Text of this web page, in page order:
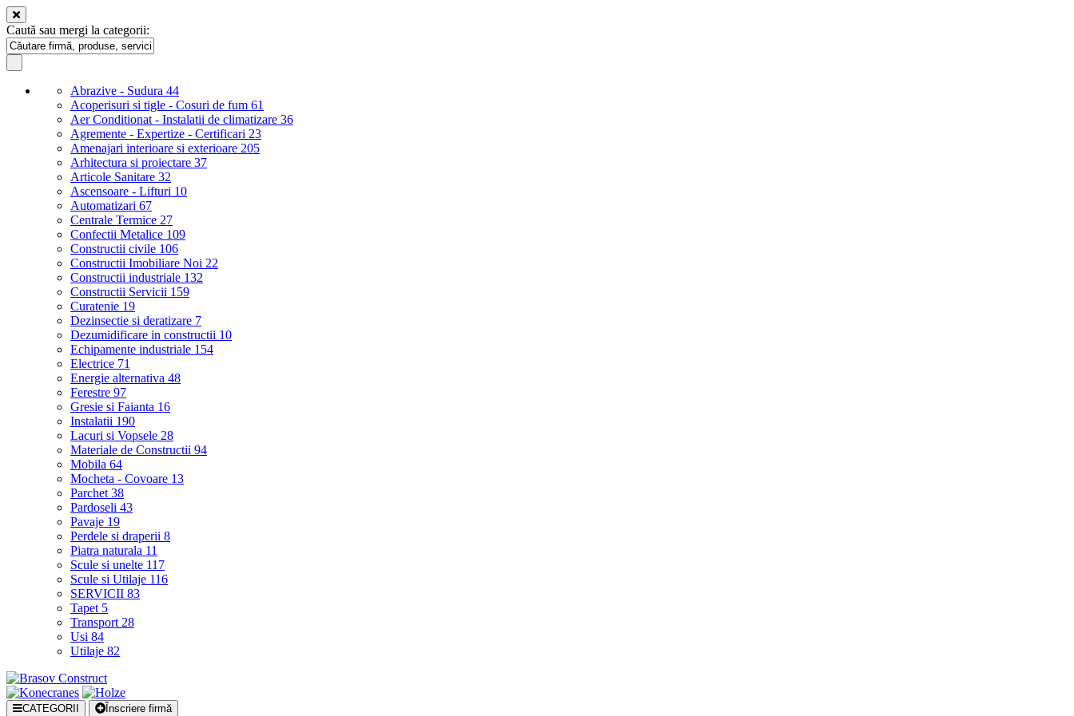
Caută sau mergi la categorii:
Abrazive - Sudura 44
Acoperisuri si tigle - Cosuri de fum 61
Aer Conditionat - Instalatii de climatizare 36
Agremente - Expertize - Certificari 23
Amenajari interioare si exterioare 205
Arhitectura si proiectare 37
Articole Sanitare 32
Ascensoare - Lifturi 10
Automatizari 67
Centrale Termice 27
Confectii Metalice 109
Constructii civile 106
Constructii Imobiliare Noi 22
Constructii industriale 132
Constructii Servicii 159
Curatenie 19
Dezinsectie si deratizare 7
Dezumidificare in constructii 10
Echipamente industriale 154
Electrice 71
Energie alternativa 48
Ferestre 97
Gresie si Faianta 16
Instalatii 190
Lacuri si Vopsele 28
Materiale de Constructii 94
Mobila 64
Mocheta - Covoare 13
Parchet 38
Pardoseli 43
Pavaje 19
Perdele si draperii 8
Piatra naturala 11
Scule si unelte 117
Scule si Utilaje 116
SERVICII 83
Tapet 5
Transport 28
Usi 84
Utilaje 82
CATEGORII Înscriere firmă